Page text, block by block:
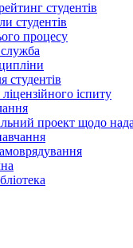
студентів
студентів
процесу
студентів
іспиту
проект щодо